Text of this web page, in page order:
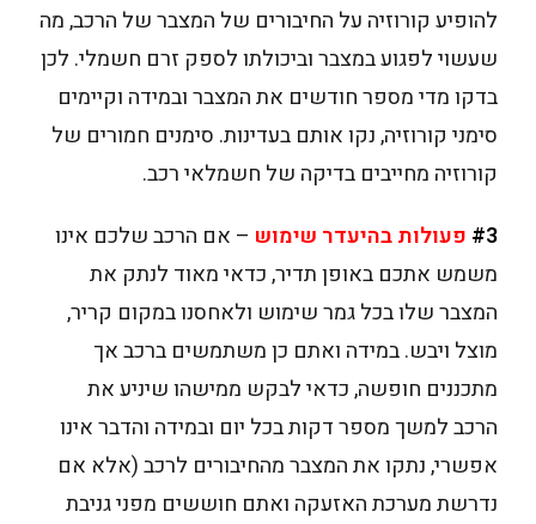
להופיע קורוזיה על החיבורים של המצבר של הרכב, מה
שעשוי לפגוע במצבר וביכולתו לספק זרם חשמלי. לכן
בדקו מדי מספר חודשים את המצבר ובמידה וקיימים
סימני קורוזיה, נקו אותם בעדינות. סימנים חמורים של
קורוזיה מחייבים בדיקה של חשמלאי רכב.
#3 פעולות בהיעדר שימוש – אם הרכב שלכם אינו
משמש אתכם באופן תדיר, כדאי מאוד לנתק את
המצבר שלו בכל גמר שימוש ולאחסנו במקום קריר,
מוצל ויבש. במידה ואתם כן משתמשים ברכב אך
מתכננים חופשה, כדאי לבקש ממישהו שיניע את
הרכב למשך מספר דקות בכל יום ובמידה והדבר אינו
אפשרי, נתקו את המצבר מהחיבורים לרכב (אלא אם
נדרשת מערכת האזעקה ואתם חוששים מפני גניבת